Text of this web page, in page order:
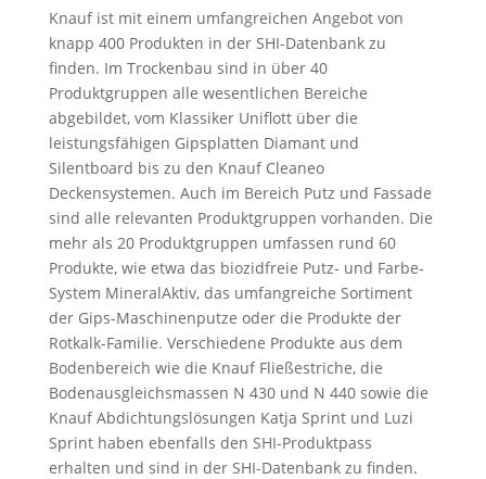
Knauf ist mit einem umfangreichen Angebot von
knapp 400 Produkten in der SHI-Datenbank zu
finden. Im Trockenbau sind in über 40
Produktgruppen alle wesentlichen Bereiche
abgebildet, vom Klassiker Uniflott über die
leistungsfähigen Gipsplatten Diamant und
Silentboard bis zu den Knauf Cleaneo
Deckensystemen. Auch im Bereich Putz und Fassade
sind alle relevanten Produktgruppen vorhanden. Die
mehr als 20 Produktgruppen umfassen rund 60
Produkte, wie etwa das biozidfreie Putz- und Farbe-
System MineralAktiv, das umfangreiche Sortiment
der Gips-Maschinenputze oder die Produkte der
Rotkalk-Familie. Verschiedene Produkte aus dem
Bodenbereich wie die Knauf Fließestriche, die
Bodenausgleichsmassen N 430 und N 440 sowie die
Knauf Abdichtungslösungen Katja Sprint und Luzi
Sprint haben ebenfalls den SHI-Produktpass
erhalten und sind in der SHI-Datenbank zu finden.